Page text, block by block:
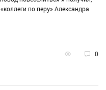
по перу» Александра
0